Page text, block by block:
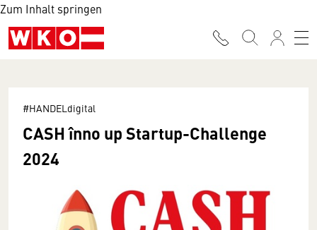
Zum Inhalt springen
#HANDELdigital
CASH înno up Startup-Challenge
2024